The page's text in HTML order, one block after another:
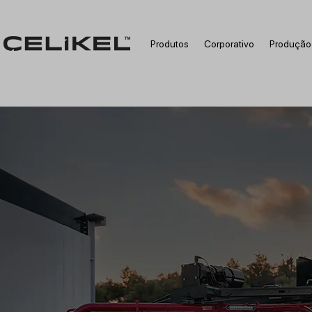
Produtos Corporativo Produção